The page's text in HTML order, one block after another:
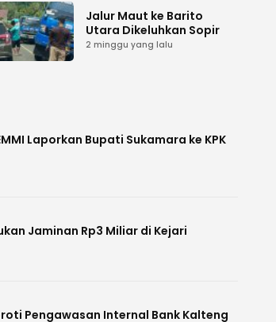
Jalur Maut ke Barito
Utara Dikeluhkan Sopir
2 minggu yang lalu
Laporkan Bupati Sukamara ke KPK
Jaminan Rp3 Miliar di Kejari
Pengawasan Internal Bank Kalteng